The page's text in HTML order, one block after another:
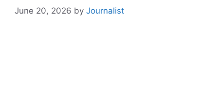
June 20, 2026 by Journalist